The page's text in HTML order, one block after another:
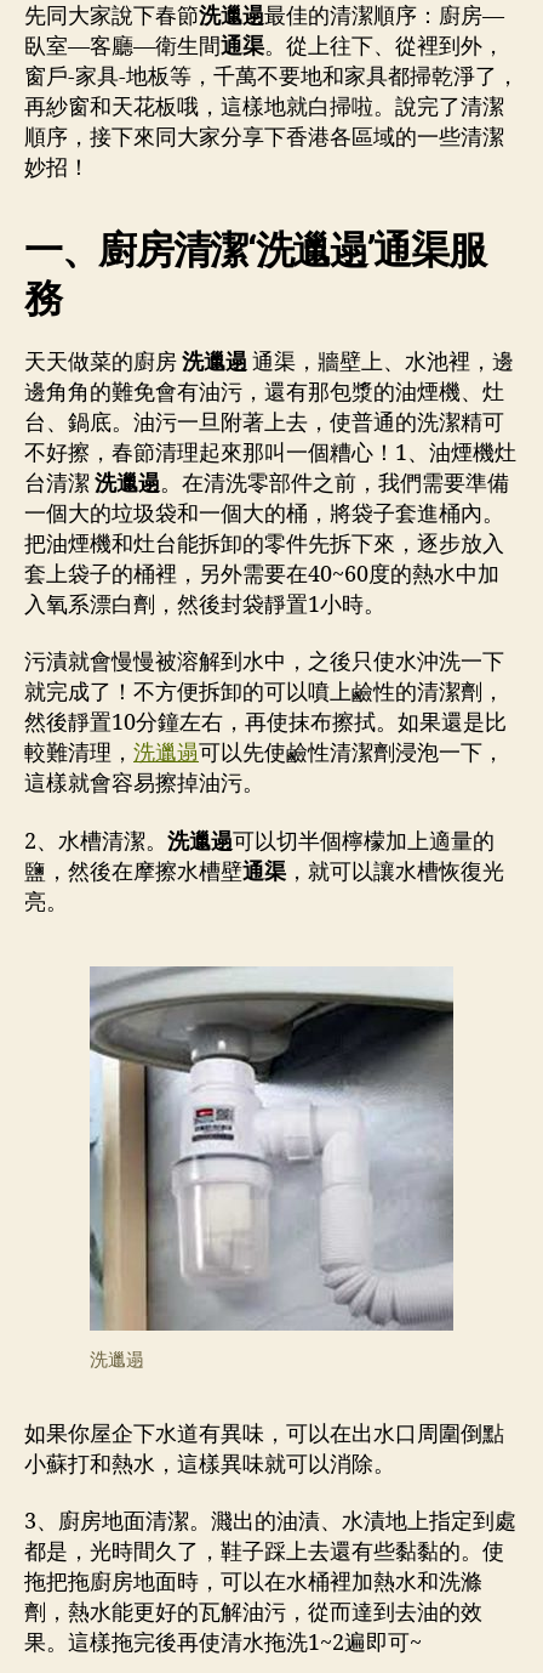
先同大家說下春節洗邋遢最佳的清潔順序：廚房—
臥室—客廳—衛生間通渠。從上往下、從裡到外，
窗戶-家具-地板等，千萬不要地和家具都掃乾淨了，
再紗窗和天花板哦，這樣地就白掃啦。說完了清潔
順序，接下來同大家分享下香港各區域的一些清潔
妙招！
一、廚房清潔‘洗邋遢’通渠服
務
天天做菜的廚房洗邋遢通渠，牆壁上、水池裡，邊
邊角角的難免會有油污，還有那包漿的油煙機、灶
台、鍋底。油污一旦附著上去，使普通的洗潔精可
不好擦，春節清理起來那叫一個糟心！1、油煙機灶
台清潔 洗邋遢。在清洗零部件之前，我們需要準備
一個大的垃圾袋和一個大的桶，將袋子套進桶內。
把油煙機和灶台能拆卸的零件先拆下來，逐步放入
套上袋子的桶裡，另外需要在40~60度的熱水中加
入氧系漂白劑，然後封袋靜置1小時。
污漬就會慢慢被溶解到水中，之後只使水沖洗一下
就完成了！不方便拆卸的可以噴上鹼性的清潔劑，
然後靜置10分鐘左右，再使抹布擦拭。如果還是比
較難清理， 洗邋遢可以先使鹼性清潔劑浸泡一下，
這樣就會容易擦掉油污。
2、水槽清潔。 洗邋遢可以切半個檸檬加上適量的
鹽，然後在摩擦水槽壁通渠 ，就可以讓水槽恢復光
亮。
洗邋遢
如果你屋企下水道有異味，可以在出水口周圍倒點
小蘇打和熱水，這樣異味就可以消除。
3、廚房地面清潔。濺出的油漬、水漬地上指定到處
都是，光時間久了，鞋子踩上去還有些黏黏的。使
拖把拖廚房地面時，可以在水桶裡加熱水和洗滌
劑，熱水能更好的瓦解油污，從而達到去油的效
果。這樣拖完後再使清水拖洗1~2遍即可~